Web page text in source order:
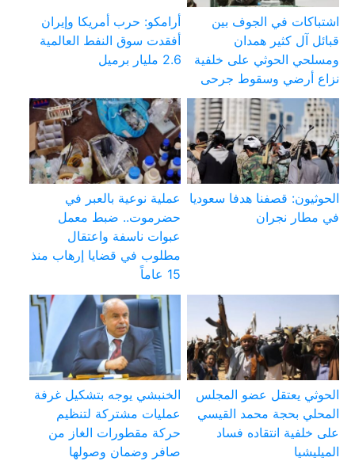
اشتباكات في الجوف بين
قبائل آل كثير همدان
ومسلحي الحوثي على خلفية
نزاع أرضي وسقوط جرحى
أرامكو: حرب أمريكا وإيران
أفقدت سوق النفط العالمية
2.6 مليار برميل
الحوثيون: قصفنا هدفا سعوديا
في مطار نجران
عملية نوعية بالعبر في
حضرموت.. ضبط معمل
عبوات ناسفة واعتقال
مطلوب في قضايا إرهاب منذ
15 عاماً
الحوثي يعتقل عضو المجلس
المحلي بحجة محمد القيسي
على خلفية انتقاده فساد
الميليشيا
الخنبشي يوجه بتشكيل غرفة
عمليات مشتركة لتنظيم
حركة مقطورات الغاز من
صافر وضمان وصولها